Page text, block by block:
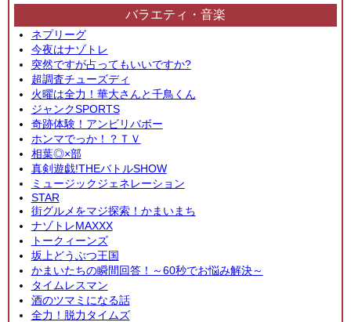
バラエティ・音楽
ネプリーグ
今夜はナゾトレ
突然ですが占ってもいいですか?
超調査チューズディ
火曜は全力！華大さんと千鳥くん
ジャンクSPORTS
奇跡体験！アンビリバボー
ホンマでっか！？ＴＶ
相葉◎×部
真剣遊戯!THEバトルSHOW
ミュージックジェネレーション
STAR
街グルメをマジ探索！かまいまち
ナゾトレMAXXX
トークィーンズ
坂上どうぶつ王国
かまいたちの瞬間回答！～60秒でお悩み解決～
タイムレスマン
酒のツマミになる話
全力！脱力タイムズ